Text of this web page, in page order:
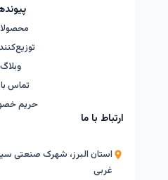
وبلاگ
تماس
حریم
ارتباط با ما
استان البرز، شهرک صنعتی
غربی